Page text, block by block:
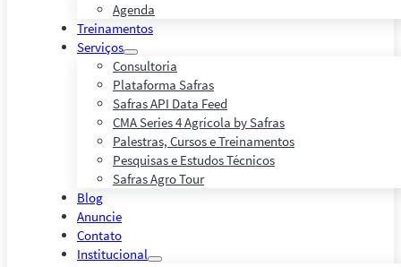
Agenda
Treinamentos
Serviços
Consultoria
Plataforma Safras
Safras API Data Feed
CMA Series 4 Agrícola by Safras
Palestras, Cursos e Treinamentos
Pesquisas e Estudos Técnicos
Safras Agro Tour
Blog
Anuncie
Contato
Institucional